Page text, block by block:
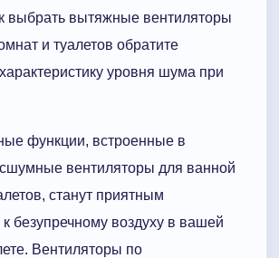
выбрать вытяжные вентиляторы
и туалетов обратите
уровня шума при
функции, встроенные в
вентиляторы для ванной
станут приятным
безупречному воздуху в вашей
Вентиляторы по